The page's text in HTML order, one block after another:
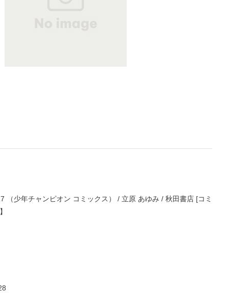
（少年チャンピオン コミックス） / 立原 あゆみ / 秋田書店 [コミ